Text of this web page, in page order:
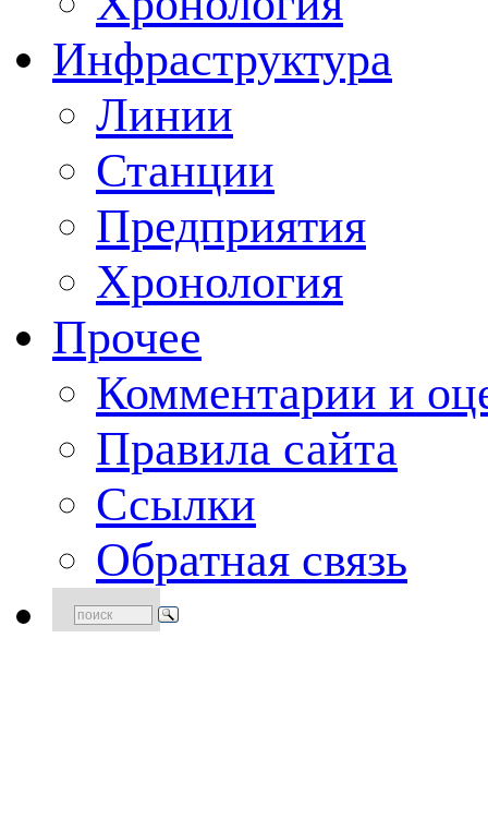
Инфраструктура
Линии
Станции
Предприятия
Хронология
Прочее
Комментарии и
Правила сайта
Ссылки
Обратная связь